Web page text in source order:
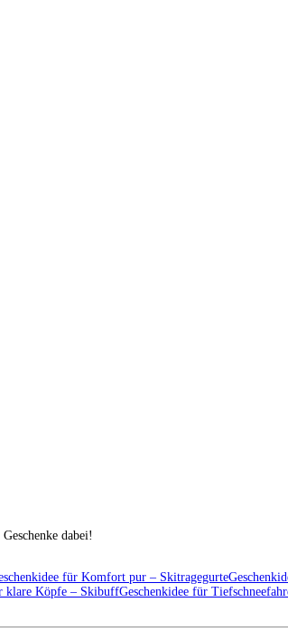
dabei!
für Komfort pur – Skitragegurte
klare Köpfe – SkibuffGeschenkidee für